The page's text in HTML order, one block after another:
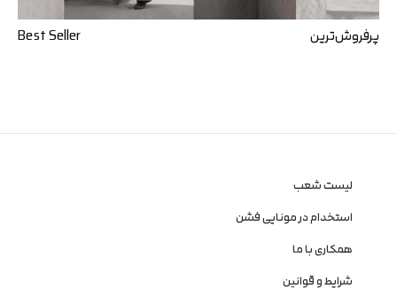
پرفروش‌ترین Best Seller
لیست شعب
استخدام در مونایی فشن
همکاری با ما
شرایط و قوانین